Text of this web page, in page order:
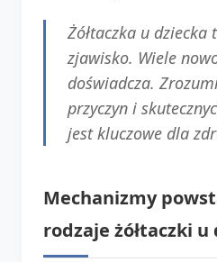
Żółtaczka u dziecka
zjawisko. Wiele
doświadcza.
przyczyn i
jest kluczowe dla
Mechanizmy
rodzaje żółtaczki u